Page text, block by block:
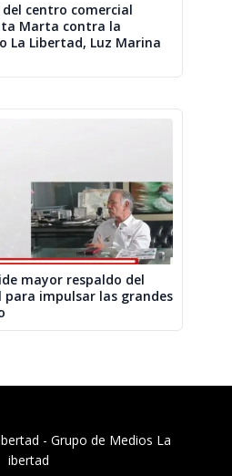
centro comercial
Marta contra la
La Libertad, Luz Marina
mayor respaldo del
para impulsar las grandes
- Grupo de Medios La
ibertad